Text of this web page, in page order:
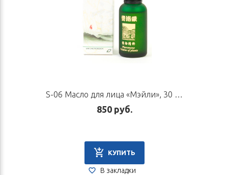
S-06 Масло для лица «Мэйли», 30 мл
850 руб.
КУПИТЬ
В закладки